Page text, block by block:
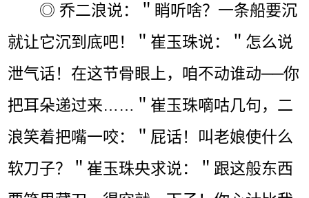
◎ 乔二浪说：＂睄听啥？一条船要沉
就让它沉到底吧！＂崔玉珠说：＂怎么说
泄气话！在这节骨眼上，咱不动谁动──你
把耳朵递过来……＂崔玉珠嘀咕几句，二
浪笑着把嘴一咬：＂屁话！叫老娘使什么
软刀子？＂崔玉珠央求说：＂跟这般东西